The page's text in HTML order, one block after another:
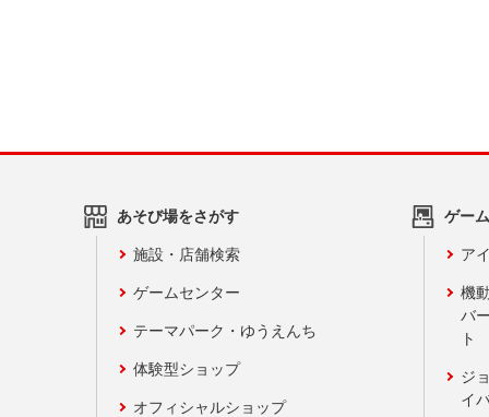
あそび場をさがす
施設・店舗検索
ゲームセンター
テーマパーク・ゆうえんち
体験型ショップ
オフィシャルショップ
ゲー
ア
機
バ
ト
ジ
イ